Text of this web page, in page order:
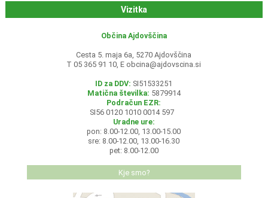
Vizitka
Občina Ajdovščina
Cesta 5. maja 6a, 5270 Ajdovščina
T 05 365 91 10, E obcina@ajdovscina.si
ID za DDV: SI51533251
Matična številka: 5879914
Podračun EZR:
SI56 0120 1010 0014 597
Uradne ure:
pon: 8.00-12.00, 13.00-15.00
sre: 8.00-12.00, 13.00-16.30
pet: 8.00-12.00
Kje smo?